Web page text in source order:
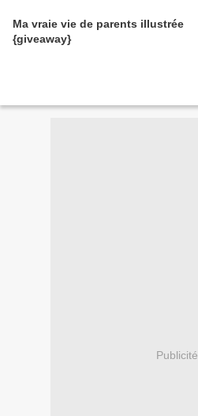
Ma vraie vie de parents illustrée
{giveaway}
Publicité